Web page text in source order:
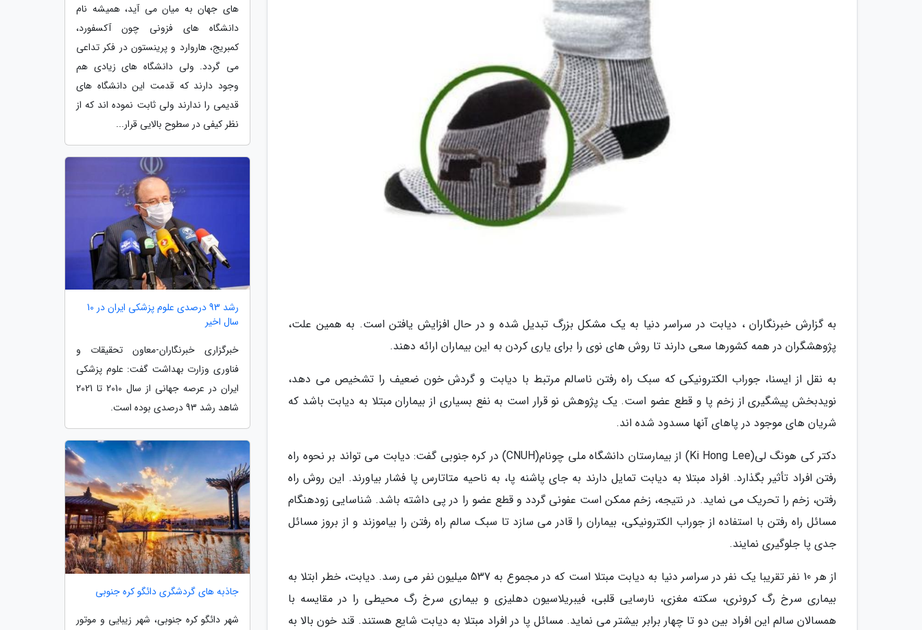
به گزارش خبرنگاران ، دیابت در سراسر دنیا به یک مشکل بزرگ تبدیل شده و در حال افزایش یافتن است. به همین علت،
پژوهشگران در همه کشورها سعی دارند تا روش های نوی را برای یاری کردن به این بیماران ارائه دهند.
به نقل از ایسنا، جوراب الکترونیکی که سبک راه رفتن ناسالم مرتبط با دیابت و گردش خون ضعیف را تشخیص می دهد،
نویدبخش پیشگیری از زخم پا و قطع عضو است. یک پژوهش نو قرار است به نفع بسیاری از بیماران مبتلا به دیابت باشد که
شریان های موجود در پاهای آنها مسدود شده اند.
دکتر کی هونگ لی(Ki Hong Lee) از بیمارستان دانشگاه ملی چونام(CNUH) در کره جنوبی گفت: دیابت می تواند بر نحوه راه
رفتن افراد تأثیر بگذارد. افراد مبتلا به دیابت تمایل دارند به جای پاشنه پا، به ناحیه متاتارس پا فشار بیاورند. این روش راه
رفتن، زخم را تحریک می نماید. در نتیجه، زخم ممکن است عفونی گردد و قطع عضو را در پی داشته باشد. شناسایی زودهنگام
مسائل راه رفتن با استفاده از جوراب الکترونیکی، بیماران را قادر می سازد تا سبک سالم راه رفتن را بیاموزند و از بروز مسائل
جدی پا جلوگیری نمایند.
از هر 10 نفر تقریبا یک نفر در سراسر دنیا به دیابت مبتلا است که در مجموع به 537 میلیون نفر می رسد. دیابت، خطر ابتلا به
بیماری سرخ رگ کرونری، سکته مغزی، نارسایی قلبی، فیبریلاسیون دهلیزی و بیماری سرخ رگ محیطی را در مقایسه با
همسالان سالم این افراد بین دو تا چهار برابر بیشتر می نماید. مسائل پا در افراد مبتلا به دیابت شایع هستند. قند خون بالا به
های جهان به میان می آید، همیشه نام
دانشگاه های فزونی چون آکسفورد،
کمبریج، هاروارد و پرینستون در فکر تداعی
می گردد. ولی دانشگاه های زیادی هم
وجود دارند که قدمت این دانشگاه های
قدیمی را ندارند ولی ثابت نموده اند که از
نظر کیفی در سطوح بالایی قرار...
رشد 93 درصدی علوم پزشکی ایران در 10
سال اخیر
خبرگزاری خبرنگاران-معاون تحقیقات و
فناوری وزارت بهداشت گفت: علوم پزشکی
ایران در عرصه جهانی از سال 2010 تا 2021
شاهد رشد 93 درصدی بوده است.
جاذبه های گردشگری دائگو کره جنوبی
شهر دائگو کره جنوبی، شهر زیبایی و موتور